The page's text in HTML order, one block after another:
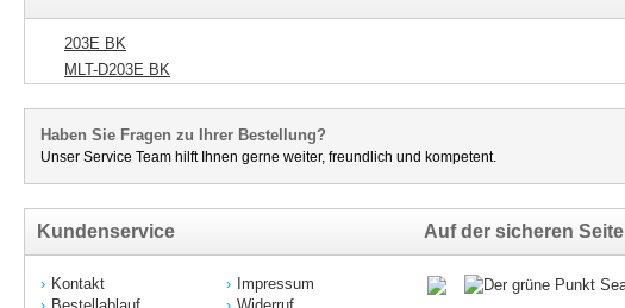
203E BK
MLT-D203E BK
Haben Sie Fragen zu Ihrer Bestellung?
Unser Service Team hilft Ihnen gerne weiter, freundlich und kompetent.
Kundenservice
Kontakt
Impressum
Auf der sicheren Seite